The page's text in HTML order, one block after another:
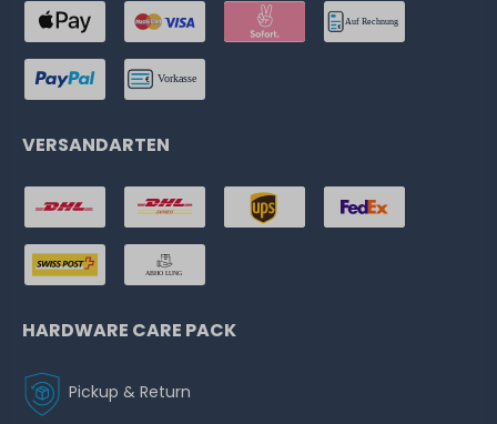
VERSANDARTEN
HARDWARE CARE PACK
Pickup & Return